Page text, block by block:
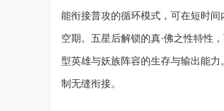
能衔接普攻的循环模式，可在短时
空期。五星后解锁的真·佛之性特性
型英雄与妖族阵容的生存与输出能
制无缝衔接。